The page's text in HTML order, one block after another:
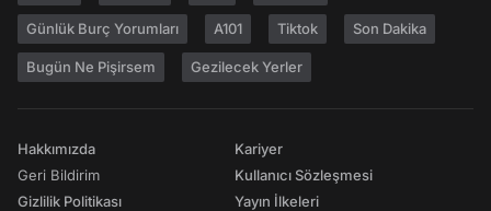
Günlük Burç Yorumları A101 Tiktok Son Dakika
Bugün Ne Pişirsem Gezilecek Yerler
Hakkımızda
Geri Bildirim
Gizlilik Politikası
Kariyer
Kullanıcı Sözleşmesi
Yayın İlkeleri